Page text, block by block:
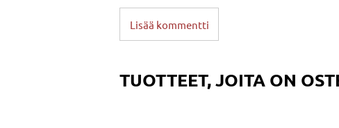
Lisää kommentti
TUOTTEET, JOITA ON